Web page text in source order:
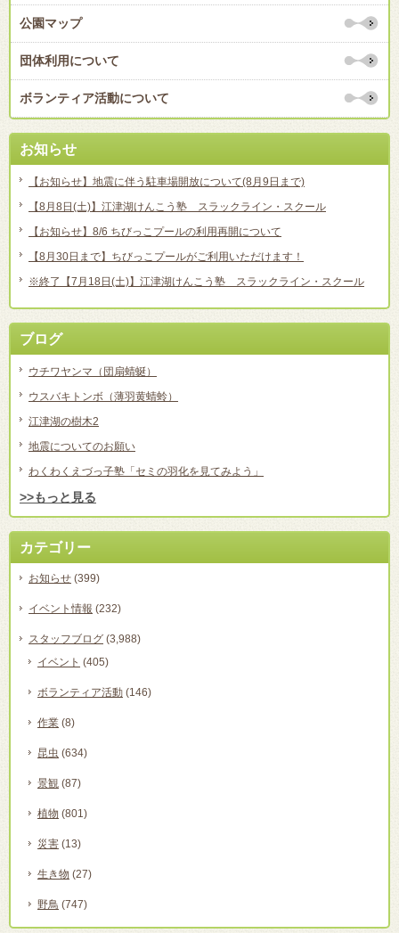
公園マップ
団体利用について
ボランティア活動について
お知らせ
【お知らせ】地震に伴う駐車場開放について(8月9日まで)
【8月8日(土)】江津湖けんこう塾 スラックライン・スクール
【お知らせ】8/6 ちびっこプールの利用再開について
【8月30日まで】ちびっこプールがご利用いただけます！
※終了【7月18日(土)】江津湖けんこう塾 スラックライン・スクール
ブログ
ウチワヤンマ（団扇蜻蜒）
ウスバキトンボ（薄羽黄蜻蛉）
江津湖の樹木2
地震についてのお願い
わくわくえづっ子塾「セミの羽化を見てみよう」
>>もっと見る
カテゴリー
お知らせ (399)
イベント情報 (232)
スタッフブログ (3,988)
イベント (405)
ボランティア活動 (146)
作業 (8)
昆虫 (634)
景観 (87)
植物 (801)
災害 (13)
生き物 (27)
野鳥 (747)